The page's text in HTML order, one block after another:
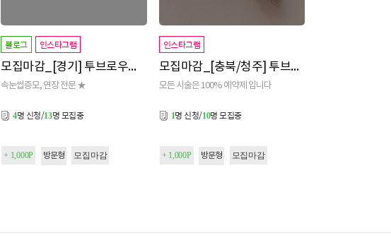
블로그 인스타그램
모집마감_[경기] 투브로우즈 1차
속눈썹증모, 연장 전문 ★
4명 신청/13명 모집중
+ 1,000P 방문형 모집마감
인스타그램
모집마감_[충북/청주] 투브로우즈 오창점
모든 시술은 100% 예약제 입니다
1명 신청/10명 모집중
+ 1,000P 방문형 모집마감